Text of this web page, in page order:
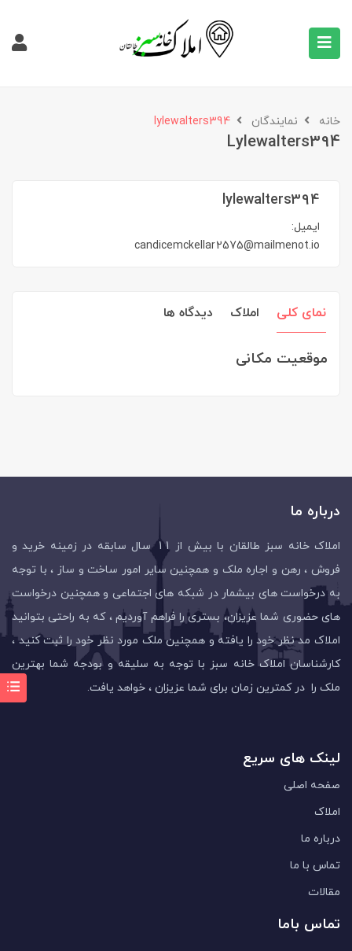
خانه نمایندگان lylewalters394
Lylewalters394
lylewalters394
ایمیل:
candicemckellar2575@mailmenot.io
نمای کلی املاک دیدگاه ها
موقعیت مکانی
درباره ما
املاک خانه سبز طالقان با بیش از 11 سال سابقه در زمینه خرید و
فروش ، رهن و اجاره ملک و همچنین سایر امور ساخت و ساز ، با توجه
به درخواست های بیشمار در شبکه های اجتماعی و همچنین درخواست
های حضوری شما عزیزان، بستری را فراهم آوردیم ، که به راحتی بتوانید
املاک مد نظر خود را یافته و همچنین ملک مورد نظر خود را ثبت کنید ،
کارشناسان املاک خانه سبز با توجه به سلیقه و بودجه شما بهترین
ملک را در کمترین زمان برای شما عزیزان ، خواهد یافت.
لینک های سریع
صفحه اصلی
املاک
درباره ما
تماس با ما
مقالات
تماس باما